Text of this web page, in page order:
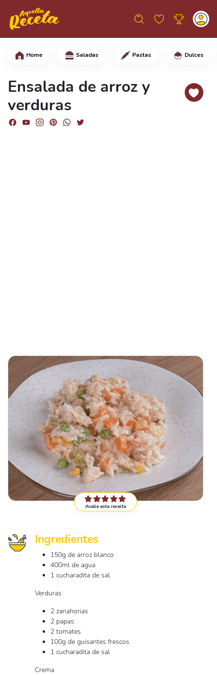
Home Saladas Pastas Dulces
Ensalada de arroz y
verduras
En un tazón mediano, agrega el
Avalie esta receita
Ingredientes
150g de arroz blanco
400ml de agua
1 cucharadita de sal
Verduras
2 zanahorias
2 papas
2 tomates
100g de guisantes frescos
1 cucharadita de sal
Crema